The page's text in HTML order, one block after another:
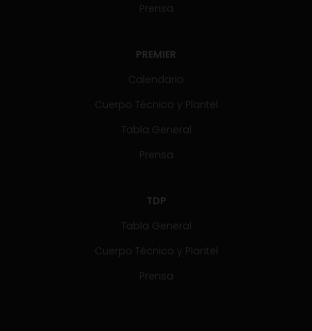
Prensa
PREMIER
Calendario
Cuerpo Técnico y Plantel
Tabla General
Prensa
TDP
Tabla General
Cuerpo Técnico y Plantel
Prensa